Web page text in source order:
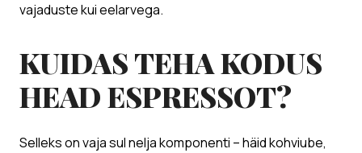
vajaduste kui eelarvega. ​
KUIDAS TEHA KODUS
HEAD ESPRESSOT?
​Selleks on vaja sul nelja komponenti – häid kohviube,